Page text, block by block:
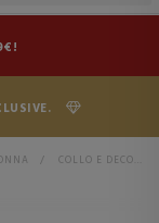
> COLLO E DECOLLETE